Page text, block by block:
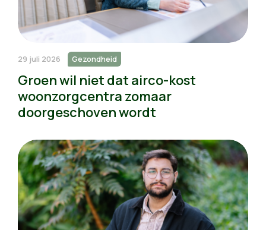
29 juli 2026 Gezondheid
Groen wil niet dat airco-kost
woonzorgcentra zomaar
doorgeschoven wordt